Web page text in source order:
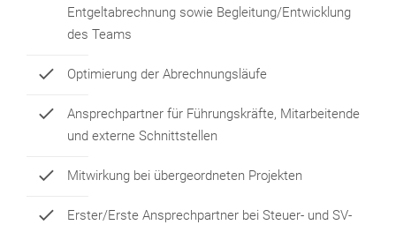
Entgeltabrechnung sowie Begleitung/Entwicklung
des Teams
Optimierung der Abrechnungsläufe
Ansprechpartner für Führungskräfte, Mitarbeitende
und externe Schnittstellen
Mitwirkung bei übergeordneten Projekten
Erster/Erste Ansprechpartner bei Steuer- und SV-